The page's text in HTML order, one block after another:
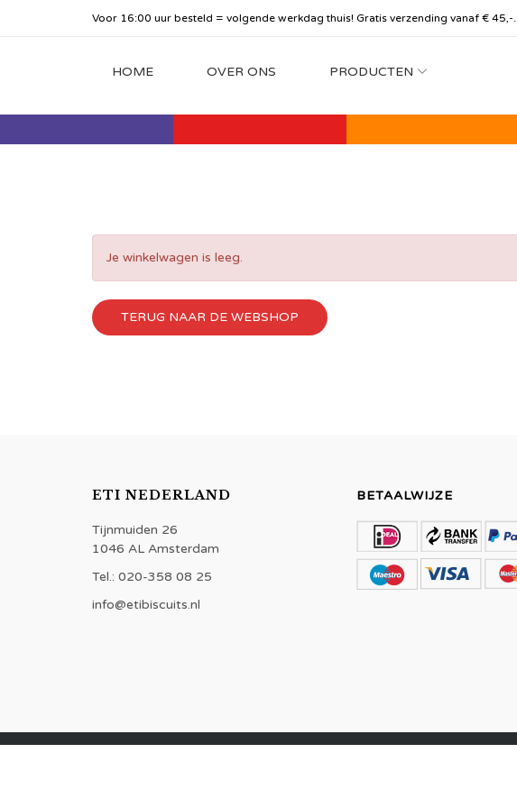
Voor 16:00 uur besteld = volgende werkdag thuis! Gratis verzending vanaf € 45,-.
HOME OVER ONS PRODUCTEN
Je winkelwagen is leeg.
TERUG NAAR DE WEBSHOP
ETI NEDERLAND
Tijnmuiden 26
1046 AL Amsterdam
Tel.: 020-358 08 25
info@etibiscuits.nl
BETAALWIJZE